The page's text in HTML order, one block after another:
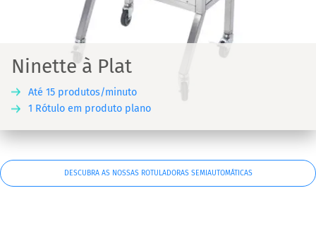
Ninette à Plat
Até 15 produtos/minuto
1 Rótulo em produto plano
DESCUBRA AS NOSSAS ROTULADORAS SEMIAUTOMÁTICAS